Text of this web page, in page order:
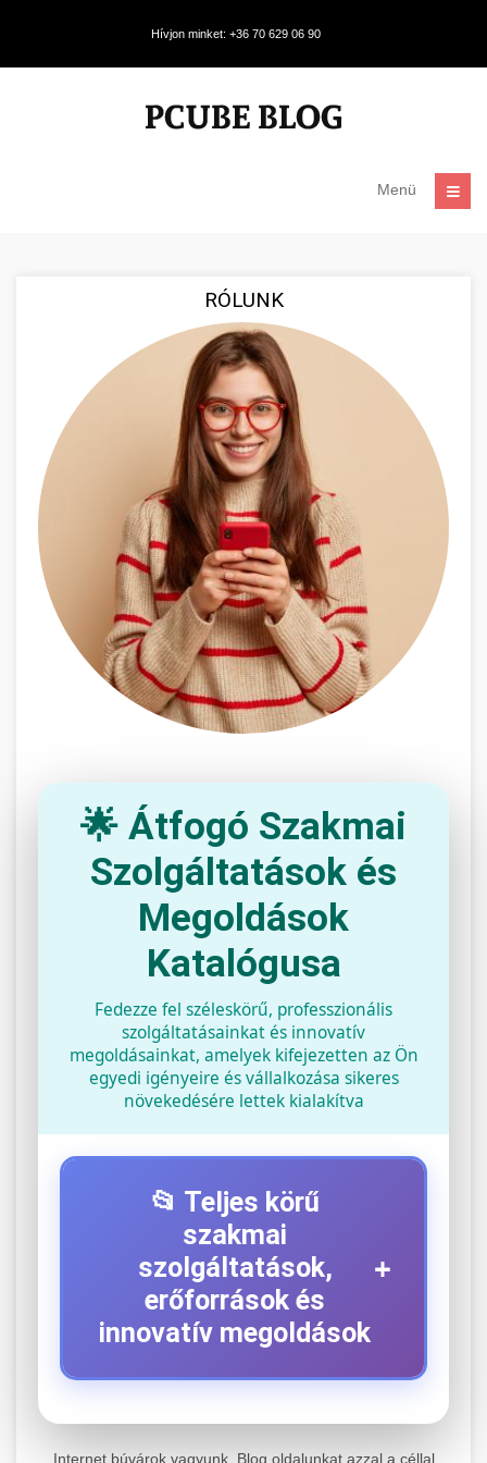
Hívjon minket: +36 70 629 06 90
Menü
RÓLUNK
🌟 Átfogó Szakmai
Szolgáltatások és
Megoldások
Katalógusa
Fedezze fel széleskörű, professzionális
szolgáltatásainkat és innovatív
megoldásainkat, amelyek kifejezetten az Ön
egyedi igényeire és vállalkozása sikeres
növekedésére lettek kialakítva
📂 Teljes körű
szakmai
szolgáltatások,
erőforrások és
innovatív megoldások
+
+
Internet búvárok vagyunk. Blog oldalunkat azzal a céllal